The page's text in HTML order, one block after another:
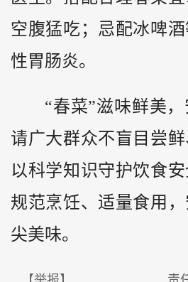
空腹猛吃；忌配冰啤
性胃肠炎。
“春菜”滋味鲜美，
请广大群众不盲目尝鲜
以科学知识守护饮食安
规范烹饪、适量食用
尖美味。‌‌